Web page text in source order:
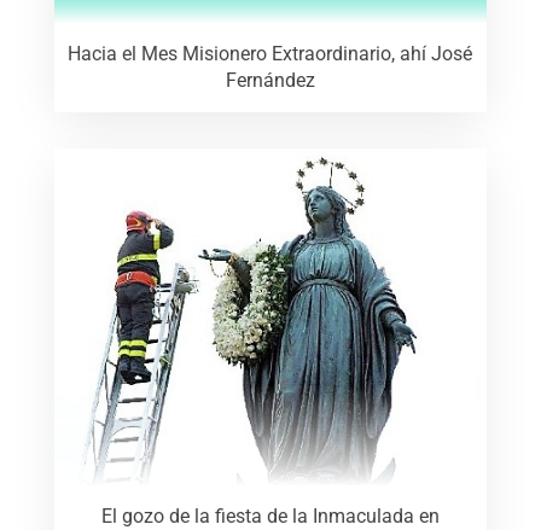
Hacia el Mes Misionero Extraordinario, ahí José
Fernández
El gozo de la fiesta de la Inmaculada en